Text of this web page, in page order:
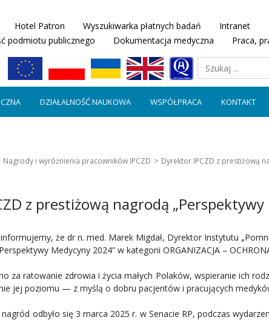
Hotel Patron Wyszukiwarka płatnych badań Intranet
podmiotu publicznego
Dokumentacja medyczna Praca,
DZIAŁALNOŚĆ NAUKOWA WSPÓŁPRACA KONTAKT
Nagrody i wyróżnienia pracowników IPCZD Dyrektor IPCZD z prestiżową
z prestiżową nagrodą „Perspektywy
że dr n. med. Marek Migdał, Dyrektor Instytutu
Medycyny 2024” w kategorii ORGANIZACJA –
za ratowanie zdrowia i życia małych Polaków, wspieranie ich
jej poziomu — z myślą o dobru pacjentów i pracujących
odbyło się 3 marca 2025 r. w Senacie RP, podczas